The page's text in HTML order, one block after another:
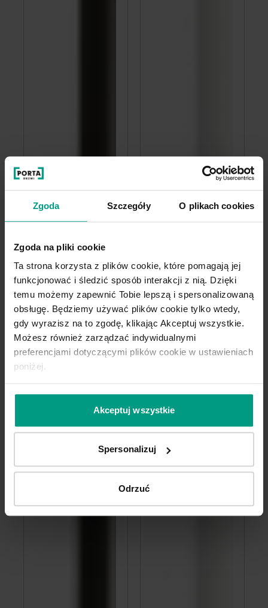
Zgoda Szczegóły O plikach cookies
Zgoda na pliki cookie
Ta strona korzysta z plików cookie, które pomagają jej
funkcjonować i śledzić sposób interakcji z nią. Dzięki
temu możemy zapewnić Tobie lepszą i spersonalizowaną
obsługę. Będziemy używać plików cookie tylko wtedy,
gdy wyrazisz na to zgodę, klikając Akceptuj wszystkie.
Możesz również zarządzać indywidualnymi
preferencjami dotyczącymi plików cookie w ustawieniach
poniżej.
Akceptuj wszystkie
Spersonalizuj
Odrzuć